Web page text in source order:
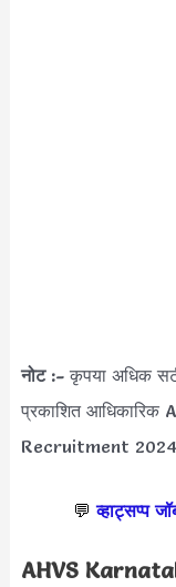
नोट :-कृपया अधिक
प्रकाशित
Recruitment
💬 व्हाट्सप्प
AHVS